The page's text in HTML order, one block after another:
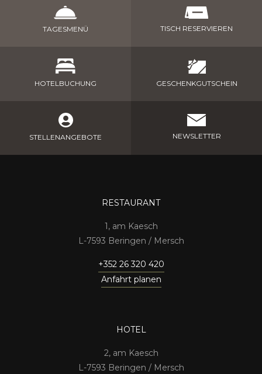
TAGESMENÜ TISCH RESERVIEREN
HOTELBUCHUNG GESCHENKGUTSCHEIN
STELLENANGEBOTE NEWSLETTER
RESTAURANT
1, am Kaesch
7593 Beringen / Mersch
+352 26 320 420
Anfahrt planen
HOTEL
2, am Kaesch
7593 Beringen / Mersch